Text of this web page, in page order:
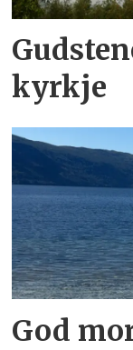
kyrkje
God